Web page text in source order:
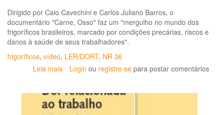
Dirigido por Caio Cavechini e Carlos Juliano Barros, o
documentário "Carne, Osso" faz um "mergulho no mundo dos
frigoríficos brasileiros, marcado por condições precárias, riscos e
danos à saúde de seus trabalhadores".
frigoríficos, vídeo, LER/DORT, NR 36
Leia mais sobre
documentário
sobre
Login ou registre-se para postar comentários